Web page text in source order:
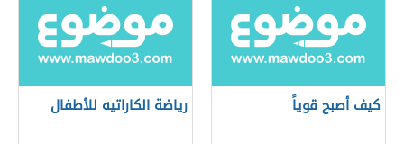
كيف أصبح قوياً رياضة الكاراتيه للأطفال